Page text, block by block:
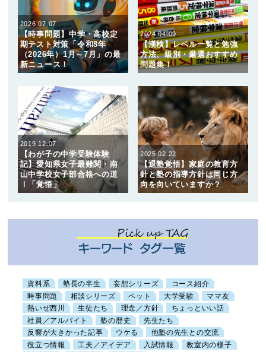
2026.07.07
【時事問題】中学・高校定
期テスト対策「令和8年
（2026年）1月～7月」の最
新ニュース！
2024.04.09
【漢検】レベル一覧と勉強
方法、級別・厳選おすすめ
問題集！
2019.12.07
【わが子の中学受験体験
記】愛知県女子最難関・南
山中学校女子部合格への道
Ⅰ「覚悟」
2025.02.22
【退塾覚悟】家庭の教育方
針と塾の指導方針は同じ方
向を向いていますか？
資料系 塾長の半生 妄想シリーズ
コース紹介
時事問題
相談シリーズ ペット 大学受験
ママ友
熱いぜ西川
生徒たち 理念／方針
ちょっといい話
社員／アルバイト
塾の歴史
先生たち
反響が大きかった記事
ウケる
他塾の先生との交流
役立つ情報
工夫／アイデア 入試情報
教室内の様子